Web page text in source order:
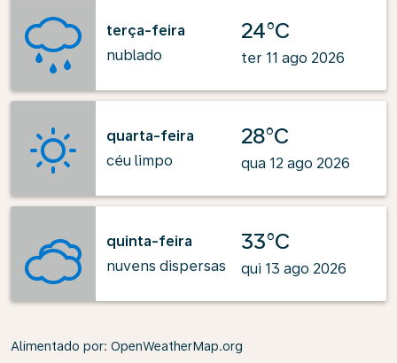
terça-feira
nublado
24°C
ter 11 ago 2026
quarta-feira
céu limpo
28°C
qua 12 ago 2026
quinta-feira
nuvens dispersas
33°C
qui 13 ago 2026
Alimentado por: OpenWeatherMap.org